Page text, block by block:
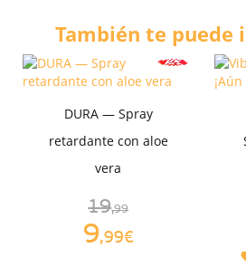
También te puede
DURA — Spray
retardante con aloe
vera
19,99
9,99€